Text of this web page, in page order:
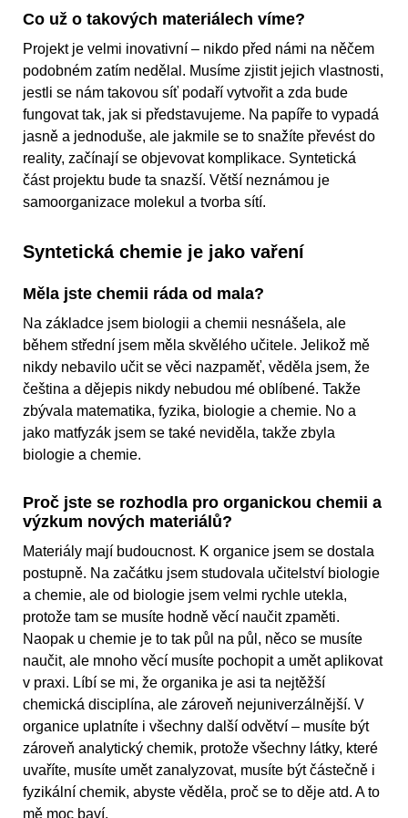
Co už o takových materiálech víme?
Projekt je velmi inovativní – nikdo před námi na něčem
podobném zatím nedělal. Musíme zjistit jejich vlastnosti,
jestli se nám takovou síť podaří vytvořit a zda bude
fungovat tak, jak si představujeme. Na papíře to vypadá
jasně a jednoduše, ale jakmile se to snažíte převést do
reality, začínají se objevovat komplikace. Syntetická
část projektu bude ta snazší. Větší neznámou je
samoorganizace molekul a tvorba sítí.
Syntetická chemie je jako vaření
Měla jste chemii ráda od mala?
Na základce jsem biologii a chemii nesnášela, ale
během střední jsem měla skvělého učitele. Jelikož mě
nikdy nebavilo učit se věci nazpaměť, věděla jsem, že
čeština a dějepis nikdy nebudou mé oblíbené. Takže
zbývala matematika, fyzika, biologie a chemie. No a
jako matfyzák jsem se také neviděla, takže zbyla
biologie a chemie.
Proč jste se rozhodla pro organickou chemii a
výzkum nových materiálů?
Materiály mají budoucnost. K organice jsem se dostala
postupně. Na začátku jsem studovala učitelství biologie
a chemie, ale od biologie jsem velmi rychle utekla,
protože tam se musíte hodně věcí naučit zpaměti.
Naopak u chemie je to tak půl na půl, něco se musíte
naučit, ale mnoho věcí musíte pochopit a umět aplikovat
v praxi. Líbí se mi, že organika je asi ta nejtěžší
chemická disciplína, ale zároveň nejuniverzálnější. V
organice uplatníte i všechny další odvětví – musíte být
zároveň analytický chemik, protože všechny látky, které
uvaříte, musíte umět zanalyzovat, musíte být částečně i
fyzikální chemik, abyste věděla, proč se to děje atd. A to
mě moc baví.